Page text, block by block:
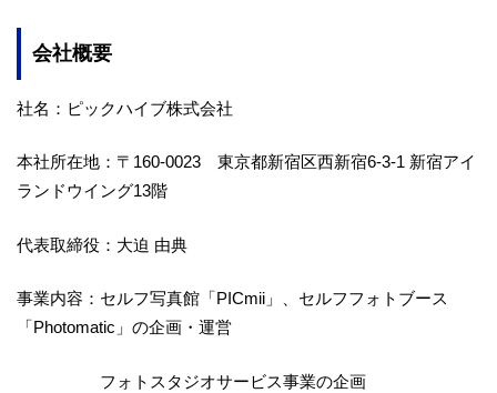
会社概要
社名：ピックハイブ株式会社
本社所在地：〒160-0023 東京都新宿区西新宿6-3-1 新宿アイ
ランドウイング13階
代表取締役：大迫 由典
事業内容：セルフ写真館「PICmii」、セルフフォトブース
「Photomatic」の企画・運営
フォトスタジオサービス事業の企画